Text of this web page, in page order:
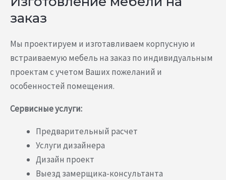
заказ
Мы проектируем и изготавливаем корпусную и
встраиваемую мебель на заказ по индивидуальным
проектам с учетом Ваших пожеланий и
особенностей помещения.
Сервисные услуги:
Предварительный расчет
Услуги дизайнера
Дизайн проект
Выезд замерщика-консультанта